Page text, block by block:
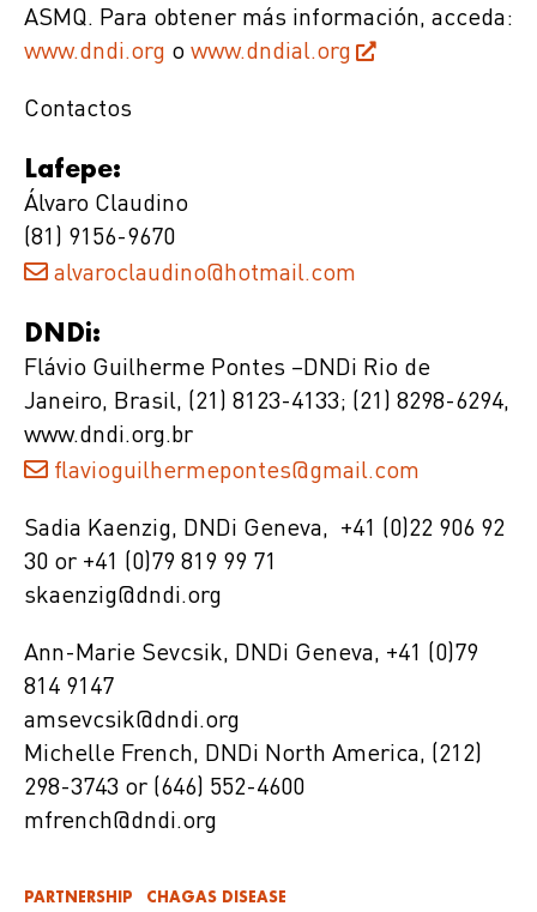
ASMQ. Para obtener más información, acceda:
www.dndi.org o www.dndial.org
Contactos
Lafepe:
Álvaro Claudino
(81) 9156-9670
alvaroclaudino@hotmail.com
DNDi:
Flávio Guilherme Pontes –DNDi Rio de
Janeiro, Brasil, (21) 8123-4133; (21) 8298-6294,
www.dndi.org.br
flavioguilhermepontes@gmail.com
Sadia Kaenzig, DNDi Geneva, +41 (0)22 906 92
30 or +41 (0)79 819 99 71
skaenzig@dndi.org
Ann-Marie Sevcsik, DNDi Geneva, +41 (0)79
814 9147
amsevcsik@dndi.org
Michelle French, DNDi North America, (212)
298-3743 or (646) 552-4600
mfrench@dndi.org
PARTNERSHIP CHAGAS DISEASE